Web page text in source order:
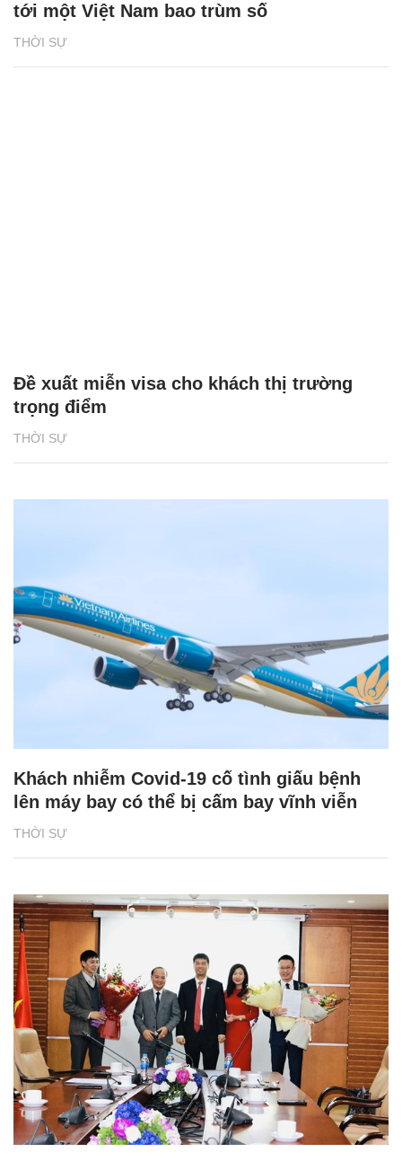
THỜI SỰ
tới một Việt Nam bao trùm số
THỜI SỰ
Đề xuất miễn visa cho khách thị trường
trọng điểm
THỜI SỰ
Khách nhiễm Covid-19 cố tình giấu bệnh
lên máy bay có thể bị cấm bay vĩnh viễn